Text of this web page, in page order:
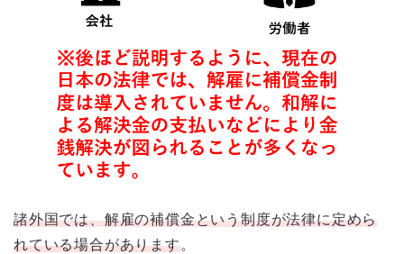
諸外国では、解雇の補償金という制度が法律に定めら
れている場合があります。